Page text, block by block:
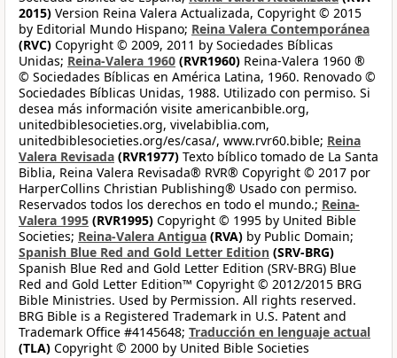
2015) Version Reina Valera Actualizada, Copyright © 2015
by Editorial Mundo Hispano; Reina Valera Contemporánea
(RVC) Copyright © 2009, 2011 by Sociedades Bíblicas
Unidas; Reina-Valera 1960 (RVR1960) Reina-Valera 1960 ®
© Sociedades Bíblicas en América Latina, 1960. Renovado ©
Sociedades Bíblicas Unidas, 1988. Utilizado con permiso. Si
desea más información visite americanbible.org,
unitedbiblesocieties.org, vivelabiblia.com,
unitedbiblesocieties.org/es/casa/, www.rvr60.bible; Reina
Valera Revisada (RVR1977) Texto bíblico tomado de La Santa
Biblia, Reina Valera Revisada® RVR® Copyright © 2017 por
HarperCollins Christian Publishing® Usado con permiso.
Reservados todos los derechos en todo el mundo.; Reina-
Valera 1995 (RVR1995) Copyright © 1995 by United Bible
Societies; Reina-Valera Antigua (RVA) by Public Domain;
Spanish Blue Red and Gold Letter Edition (SRV-BRG)
Spanish Blue Red and Gold Letter Edition (SRV-BRG) Blue
Red and Gold Letter Edition™ Copyright © 2012/2015 BRG
Bible Ministries. Used by Permission. All rights reserved.
BRG Bible is a Registered Trademark in U.S. Patent and
Trademark Office #4145648; Traducción en lenguaje actual
(TLA) Copyright © 2000 by United Bible Societies